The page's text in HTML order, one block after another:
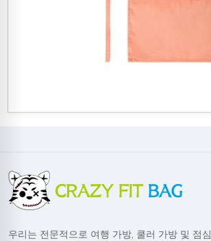
우리는 전문적으로 여행 가방, 쿨러 가방 및 점심